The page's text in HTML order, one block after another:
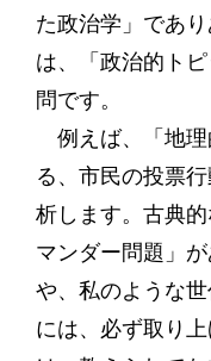
た政治学」であ
は、「政治的ト
問です。
例えば、「地理
る、市民の投票
析します。古典
マンダー問題」
や、私のような
には、必ず取り